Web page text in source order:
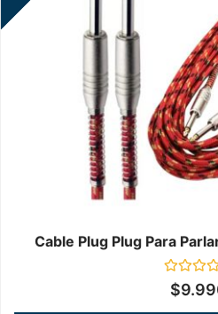
Cable Plug Plug Para
Valorado
en$